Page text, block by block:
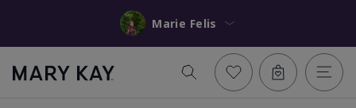
Marie Felis